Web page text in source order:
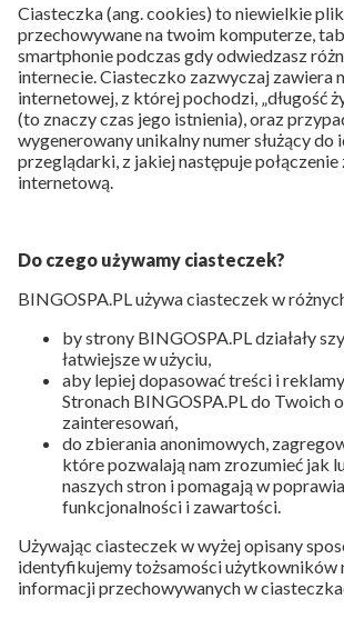
Ciasteczka (ang. cookies) to niewielkie
przechowywane na twoim komputerze,
smartphonie podczas gdy odwiedzasz
internecie. Ciasteczko zazwyczaj zawiera
internetowej, z której pochodzi, „długość
(to znaczy czas jego istnienia), oraz
wygenerowany unikalny numer służący
przeglądarki, z jakiej następuje połączenie
internetową.
Do czego używamy ciasteczek?
BINGOSPA.PL używa ciasteczek w
by strony BINGOSPA.PL działały
łatwiejsze w użyciu,
aby lepiej dopasować treści i
Stronach BINGOSPA.PL do Twoich
zainteresowań,
do zbierania anonimowych,
które pozwalają nam zrozumieć jak
naszych stron i pomagają w
funkcjonalności i zawartości.
Używając ciasteczek w wyżej opisany
identyfikujemy tożsamości użytkowników
informacji przechowywanych w